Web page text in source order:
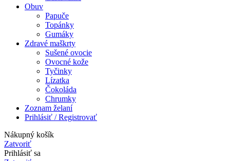
Obuv
Papuče
Topánky
Gumáky
Zdravé maškrty
Sušené ovocie
Ovocné kože
Tyčinky
Lízatka
Čokoláda
Chrumky
Zoznam želaní
Prihlásiť / Registrovať
Nákupný košík
Zatvoriť
Prihlásiť sa